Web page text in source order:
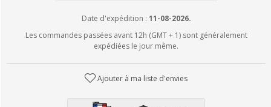
Date d'expédition : 11-08-2026.
Les commandes passées avant 12h (GMT + 1) sont généralement
expédiées le jour même.
Ajouter à ma liste d'envies